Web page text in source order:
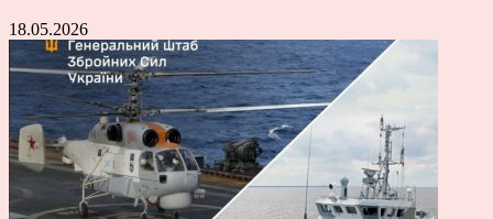
18.05.2026